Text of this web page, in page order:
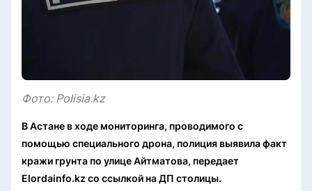
Фото: Polisia.kz
В Астане в ходе мониторинга, проводимого с
помощью специального дрона, полиция выявила факт
кражи грунта по улице Айтматова, передает
Elordainfo.kz со ссылкой на ДП столицы.